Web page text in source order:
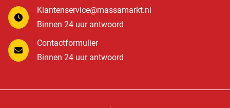
Klantenservice@massamarkt.nl
Binnen 24 uur antwoord
Contactformulier
Binnen 24 uur antwoord